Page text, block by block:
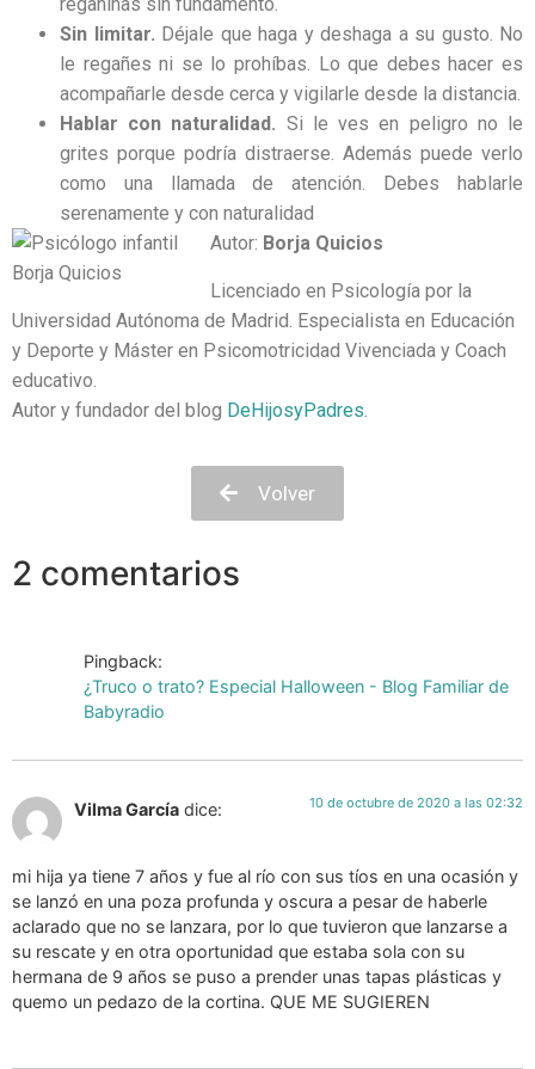
Sin limitar. Déjale que haga y deshaga a su gusto. No
le regañes ni se lo prohíbas. Lo que debes hacer es
acompañarle desde cerca y vigilarle desde la distancia.
Hablar con naturalidad. Si le ves en peligro no le
grites porque podría distraerse. Además puede verlo
como una llamada de atención. Debes hablarle
serenamente y con naturalidad
Autor: Borja Quicios
Licenciado en Psicología por la
Universidad Autónoma de Madrid. Especialista en Educación
y Deporte y Máster en Psicomotricidad Vivenciada y Coach
educativo.
Autor y fundador del blog DeHijosyPadres
Volver
2 comentarios
Pingback:
¿Truco o trato? Especial Halloween - Blog Familiar de
Babyradio
Vilma García dice: 10 de octubre de 2020 a las 02:32
mi hija ya tiene 7 años y fue al río con sus tíos en una ocasión y
se lanzó en una poza profunda y oscura a pesar de haberle
aclarado que no se lanzara, por lo que tuvieron que lanzarse a
su rescate y en otra oportunidad que estaba sola con su
hermana de 9 años se puso a prender unas tapas plásticas y
quemo un pedazo de la cortina. QUE ME SUGIEREN